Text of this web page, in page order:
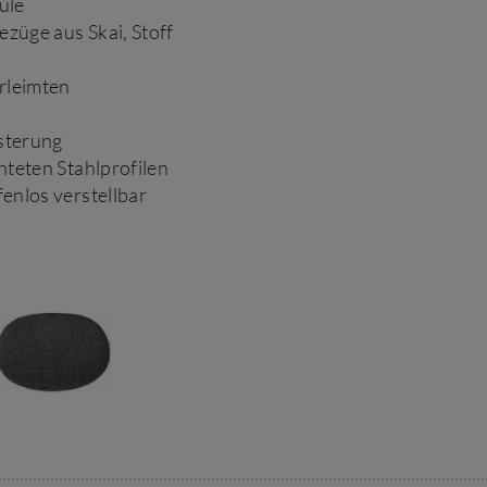
aus Skai, Stoff
Stahlprofilen
verstellbar